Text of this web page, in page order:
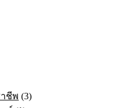
ชีพ (3)